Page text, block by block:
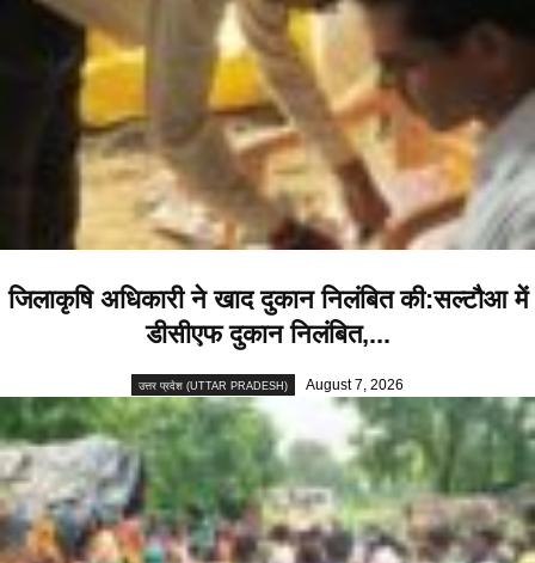
जिलाकृषि अधिकारी ने खाद दुकान निलंबित की:सल्टौआ में
डीसीएफ दुकान निलंबित,...
उत्तर प्रदेश (UTTAR PRADESH) August 7, 2026